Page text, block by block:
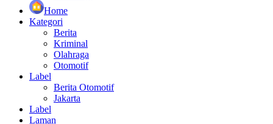
Home
Kategori
Berita
Kriminal
Olahraga
Otomotif
Label
Berita Otomotif
Jakarta
Label
Laman